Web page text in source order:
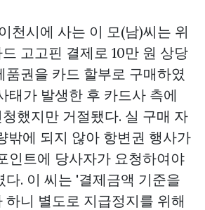
천시에 사는 이 모(남)씨는 위
고고핀 결제로 10만 원 상당
품권을 카드 할부로 구매하였
태가 발생한 후 카드사 측에
했지만 거절됐다. 실 구매 자
밖에 되지 않아 항변권 행사가
인트에 당사자가 요청하여야
다. 이 씨는 '결제금액 기준을
하니 별도로 지급정지를 위해